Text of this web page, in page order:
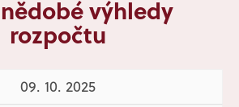
výhledy
rozpočtu
09. 10. 2025